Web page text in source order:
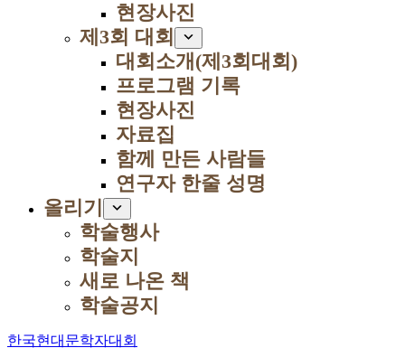
현장사진
제3회 대회
대회소개(제3회대회)
프로그램 기록
현장사진
자료집
함께 만든 사람들
연구자 한줄 성명
올리기
학술행사
학술지
새로 나온 책
학술공지
한국현대문학자대회